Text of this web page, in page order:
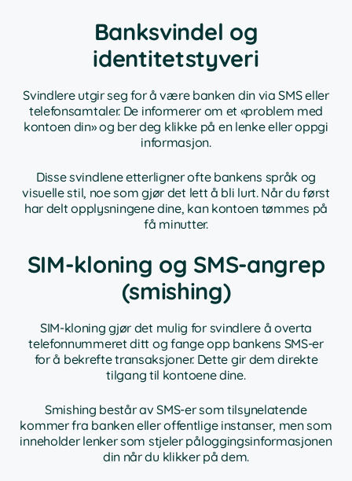
Banksvindel og
identitetstyveri
Svindlere utgir seg for å være banken din via SMS eller
telefonsamtaler. De informerer om et «problem med
kontoen din» og ber deg klikke på en lenke eller oppgi
informasjon.
Disse svindlene etterligner ofte bankens språk og
visuelle stil, noe som gjør det lett å bli lurt. Når du først
har delt opplysningene dine, kan kontoen tømmes på
få minutter.
SIM-kloning og SMS-angrep
(smishing)
SIM-kloning gjør det mulig for svindlere å overta
telefonnummeret ditt og fange opp bankens SMS-er
for å bekrefte transaksjoner. Dette gir dem direkte
tilgang til kontoene dine.
Smishing består av SMS-er som tilsynelatende
kommer fra banken eller offentlige instanser, men som
inneholder lenker som stjeler påloggingsinformasjonen
din når du klikker på dem.